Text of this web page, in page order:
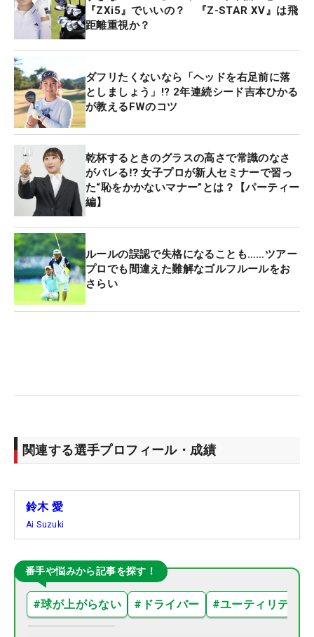
『ZXi5』でいいの？ 『Z-STAR XV』は飛
距離重視か？
ダフリたくないなら「ヘッドを右足前に落
としましょう」!? 2年連続シード吉本ひかる
が教えるFWのコツ
乾杯するときのグラスの高さで常識のなさ
がバレる⁉ 女子プロが新人セミナーで習っ
た“恥をかかないマナー”とは？【パーティー
編】
ルールの誤認で失格になることも……ツアー
プロでも間違えた難解なゴルフルールをお
さらい
関連する選手プロフィール・成績
鈴木 愛
Ai Suzuki
番手や悩みから記事を探す！
#球が上がらない # ドライバー #ユーティリティ